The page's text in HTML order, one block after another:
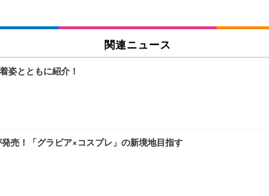
関連ニュース
姿とともに紹介！
売！「グラビア×コスプレ」の新境地目指す